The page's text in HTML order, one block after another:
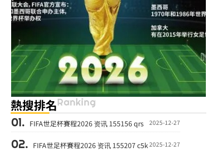
熱搜排名Ranking
FIFA世足杯賽程2026 资讯 155156 qrs 2025-12-27
FIFA世足杯賽程2026 资讯 155207 c5k2025-12-27